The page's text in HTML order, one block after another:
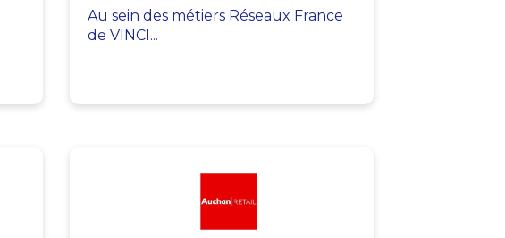
Au sein des métiers Réseaux France
de VINCI...